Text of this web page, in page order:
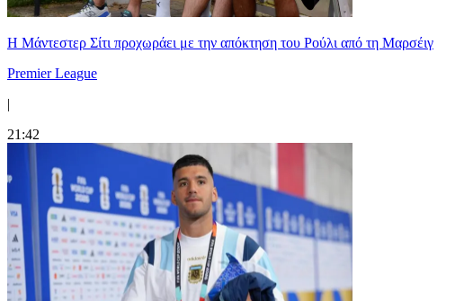
Η Μάντεστερ Σίτι προχωράει με την απόκτηση του Ρούλι από τη Μαρσέιγ
Premier League
|
21:42